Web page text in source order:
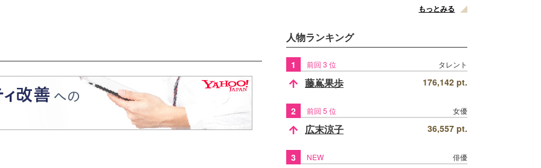
もっとみる
人物ランキング
1 前回 3 位 タレント
藤嶌果歩 176,142 pt.
2 前回 5 位 女優
広末涼子 36,557 pt.
3 NEW 俳優